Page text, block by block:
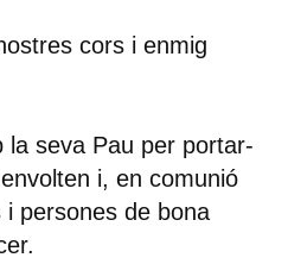
cors i enmig
la seva Pau per portar-
i, en comunió
persones de bona